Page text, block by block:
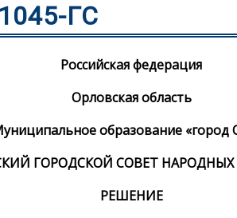
ГС
Российская федерация
Орловская область
образование «город
ГОРОДСКОЙ СОВЕТ НАРОДНЫХ
РЕШЕНИЕ